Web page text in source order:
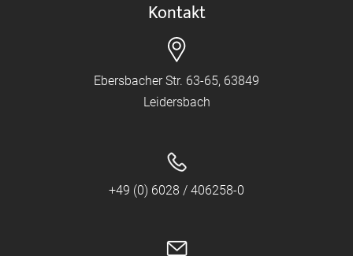
Kontakt
Ebersbacher Str. 63-65, 63849
Leidersbach
+49 (0) 6028 / 406258-0